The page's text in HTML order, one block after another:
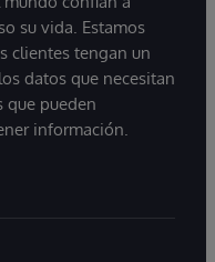
su vida. Estamos
clientes tengan un
datos que necesitan
que pueden
información.